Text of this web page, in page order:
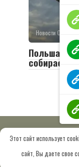
Новости СВО
Польша
собирает
© 2026 МОО «Союз
Шектаева Д.А.»
Этот сайт использует
сайт, Вы даете свое